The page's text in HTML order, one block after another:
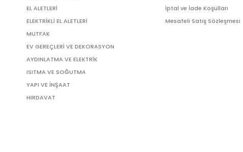
EL ALETLERİ
ELEKTRİKLİ EL ALETLERİ
MUTFAK
EV GEREÇLERİ VE DEKORASYON
AYDINLATMA VE ELEKTRİK
ISITMA VE SOĞUTMA
YAPI VE İNŞAAT
HIRDAVAT
İptal ve İade Koşulları
Mesafeli Satış Sözleşmesi